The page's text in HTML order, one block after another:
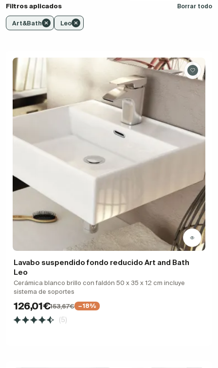
Filtros aplicados Borrar todo
Art&Bath Leo
Lavabo suspendido fondo reducido Art and Bath
Leo
Cerámica blanco brillo con faldón 50 x 35 x 12 cm incluye
sistema de soportes
126,01€153,67€ −18%
(5)